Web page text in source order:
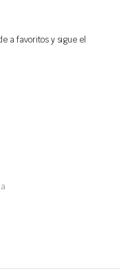
a favoritos y sigue el